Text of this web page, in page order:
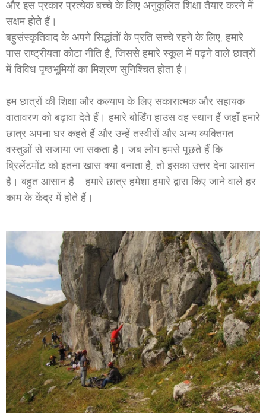
और इस प्रकार प्रत्येक बच्चे के लिए अनुकूलित शिक्षा तैयार करने में
सक्षम होते हैं।
बहुसंस्कृतिवाद के अपने सिद्धांतों के प्रति सच्चे रहने के लिए, हमारे
पास राष्ट्रीयता कोटा नीति है, जिससे हमारे स्कूल में पढ़ने वाले छात्रों
में विविध पृष्ठभूमियों का मिश्रण सुनिश्चित होता है।
हम छात्रों की शिक्षा और कल्याण के लिए सकारात्मक और सहायक
वातावरण को बढ़ावा देते हैं। हमारे बोर्डिंग हाउस वह स्थान हैं जहाँ हमारे
छात्र अपना घर कहते हैं और उन्हें तस्वीरों और अन्य व्यक्तिगत
वस्तुओं से सजाया जा सकता है। जब लोग हमसे पूछते हैं कि
ब्रिलेंटमोंट को इतना खास क्या बनाता है, तो इसका उत्तर देना आसान
है। बहुत आसान है - हमारे छात्र हमेशा हमारे द्वारा किए जाने वाले हर
काम के केंद्र में होते हैं।